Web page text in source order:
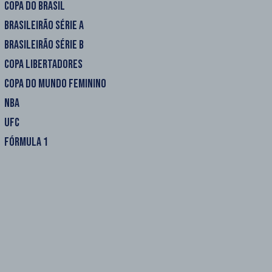
COPA DO BRASIL
BRASILEIRÃO SÉRIE A
BRASILEIRÃO SÉRIE B
COPA LIBERTADORES
COPA DO MUNDO FEMININO
NBA
UFC
FÓRMULA 1